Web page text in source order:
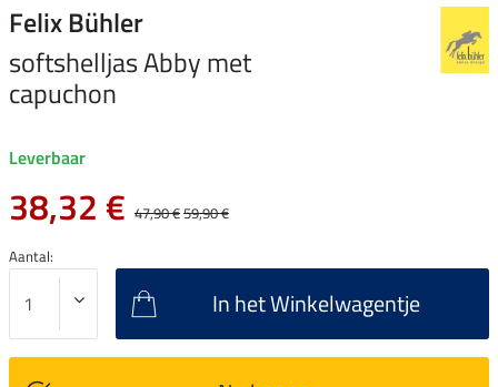
Felix Bühler
softshelljas Abby met
capuchon
Leverbaar
38,32 € 47,90 €59,90 €
Aantal:
In het Winkelwagentje